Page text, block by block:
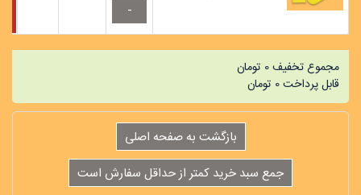
مجموع تخفیف0 تومان
قابل پرداخت0 تومان